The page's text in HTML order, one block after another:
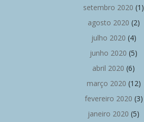
setembro 2020 (1)
agosto 2020 (2)
julho 2020 (4)
junho 2020 (5)
abril 2020 (6)
março 2020 (12)
fevereiro 2020 (3)
janeiro 2020 (5)